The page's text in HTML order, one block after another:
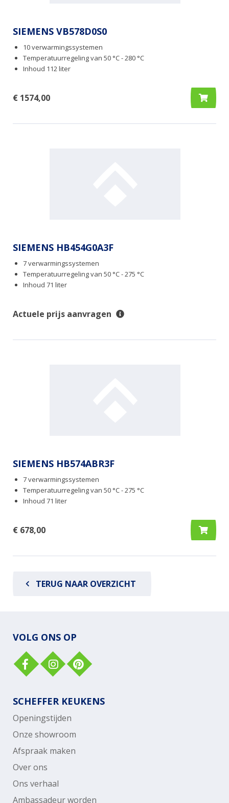
SIEMENS VB578D0S0
10 verwarmingssystemen
Temperatuurregeling van 50 °C - 280 °C
Inhoud 112 liter
€ 1574,00
SIEMENS HB454G0A3F
7 verwarmingssystemen
Temperatuurregeling van 50 °C - 275 °C
Inhoud 71 liter
Actuele prijs aanvragen
SIEMENS HB574ABR3F
7 verwarmingssystemen
Temperatuurregeling van 50 °C - 275 °C
Inhoud 71 liter
€ 678,00
TERUG NAAR OVERZICHT
VOLG ONS OP
SCHEFFER KEUKENS
Openingstijden
Onze showroom
Afspraak maken
Over ons
Ons verhaal
Ambassadeur worden